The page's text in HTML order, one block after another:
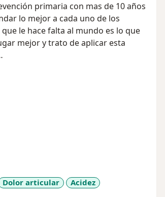
primaria con mas de 10 años
lo mejor a cada uno de los
le hace falta al mundo es lo que
mejor y trato de aplicar esta
de brindar una excelente
que la mayoría de problemas de
también los problemas de esta
patologías y por otro lado me
veces lo que se necesita es
decir, todo lo que tienes por
Dolor articular
Acidez